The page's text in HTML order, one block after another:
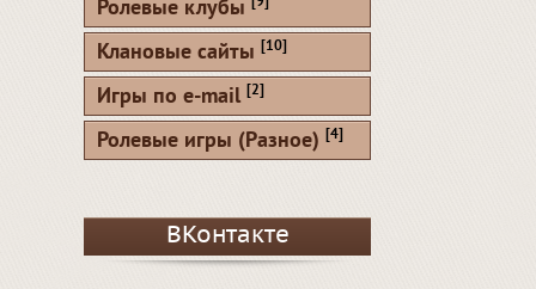
Ролевые клубы
Клановые сайты [10]
Игры по e-mail [2]
Ролевые игры (Разное) [4]
ВКонтакте